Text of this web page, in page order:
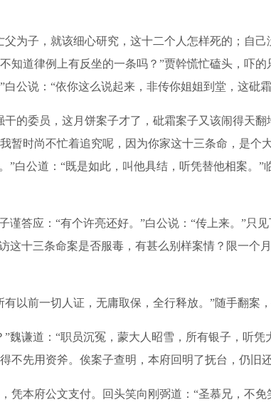
子，就该细心研究，这十二个人怎样死的；自己
知道律例上有反坐的一条吗？”贾幹慌忙磕头，吓
公说：“依你这么说起来，非传你姐姐到堂，这砒
委员，这月饼案子才了，砒霜案子又该闹得天翻
暂时尚不忙着追究呢，因为你家这十三条命，是
”白公道：“既是如此，叫他具结，听凭替他相案。
应：“有个许亮还好。”白公说：“传上来。”只
这十三条命案是否服毒，有甚么别样案情？限一
前一切人证，无庸取保，全行释放。”随手翻案
谦道：“职员沉冤，蒙大人昭雪，所有银子，听凭
先用资斧。俟案子查明，本府回明了抚台，仍旧
府公文支付。回头笑向刚弼道：“圣慕兄，不免